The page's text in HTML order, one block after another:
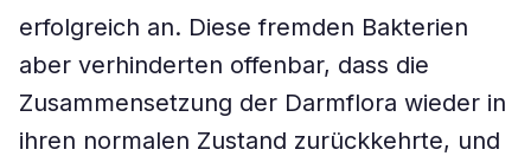
erfolgreich an. Diese fremden Bakterien
aber verhinderten offenbar, dass die
Zusammensetzung der Darmflora wieder in
ihren normalen Zustand zurückkehrte, und